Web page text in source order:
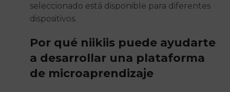
seleccionado está disponible para diferentes
dispositivos.
Por qué niikiis puede ayudarte
a desarrollar una plataforma
de microaprendizaje